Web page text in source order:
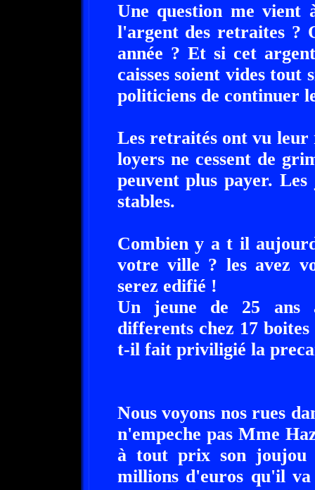
Une question me
l'argent des retraites ?
année ? Et si cet
caisses soient vides
politiciens de continuer
Les retraités ont vu
loyers ne cessent de
peuvent plus payer.
stables.
Combien y a t il
votre ville ? les avez
serez edifié !
Un jeune de 25 ans
differents chez 17
t-il fait priviligié la
Nous voyons nos rues
n'empeche pas Mme
à tout prix son
millions d'euros qu'il